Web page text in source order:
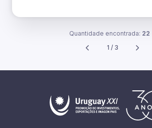
Quantidade encontrada: 22
1 / 3